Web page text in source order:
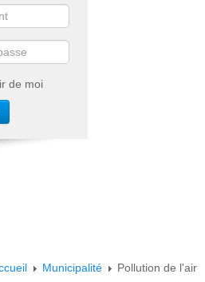
de moi
Municipalité Pollution de l'air